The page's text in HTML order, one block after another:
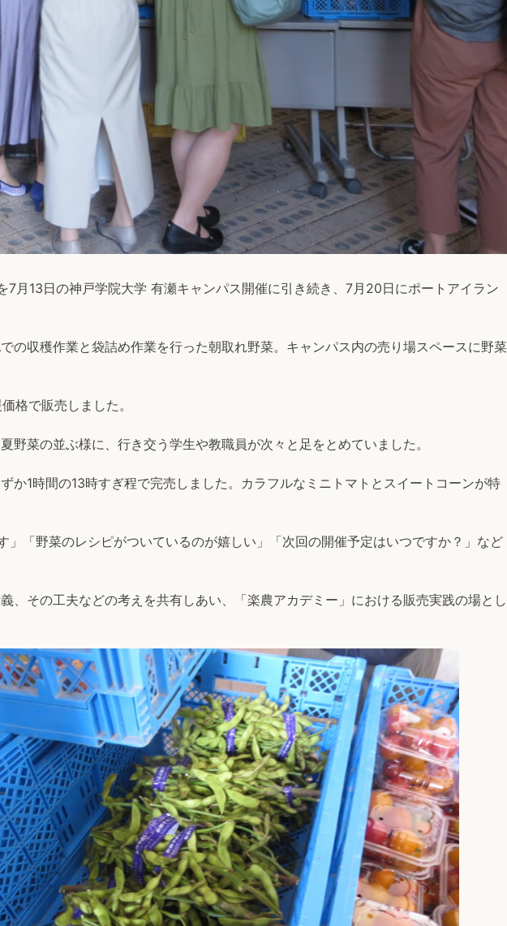
7月13日の神戸学院大学 有瀬キャンパス開催に引き続き、7月20日にポートアイラン
収穫作業と袋詰め作業を行った朝取れ野菜。キャンパス内の売り場スペースに野菜
格で販売しました。
菜の並ぶ様に、行き交う学生や教職員が次々と足をとめていました。
か1時間の13時すぎ程で完売しました。カラフルなミニトマトとスイートコーンが特
「野菜のレシピがついているのが嬉しい」「次回の開催予定はいつですか？」など
その工夫などの考えを共有しあい、「楽農アカデミー」における販売実践の場とし